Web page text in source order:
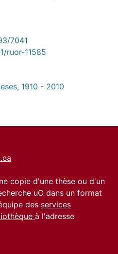
7041
ruor-11585
1910 - 2010
copie d'une thèse ou d'un
uO dans un format
des services
à l'adresse